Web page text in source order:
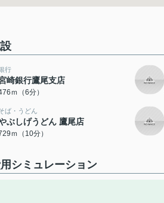
行
崎銀行鷹尾支店
ｍ（6分）
ば・うどん
ぶしげうどん 鷹尾店
ｍ（10分）
シミュレーション